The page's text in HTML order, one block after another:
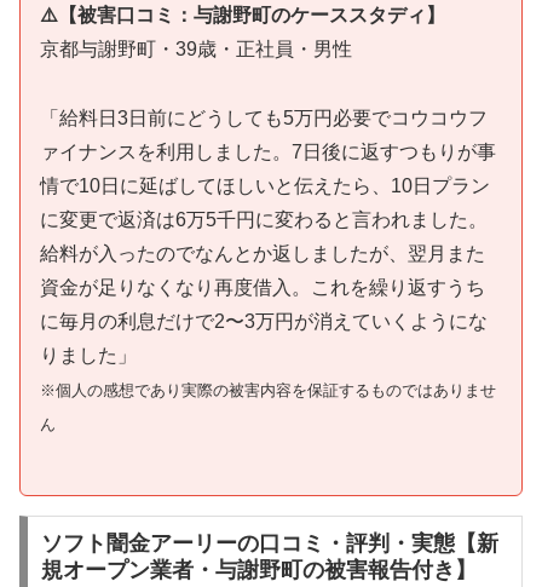
⚠️【被害口コミ：与謝野町のケーススタディ】
京都与謝野町・39歳・正社員・男性
「給料日3日前にどうしても5万円必要でコウコウフ
ァイナンスを利用しました。7日後に返すつもりが事
情で10日に延ばしてほしいと伝えたら、10日プラン
に変更で返済は6万5千円に変わると言われました。
給料が入ったのでなんとか返しましたが、翌月また
資金が足りなくなり再度借入。これを繰り返すうち
に毎月の利息だけで2〜3万円が消えていくようにな
りました」
※個人の感想であり実際の被害内容を保証するものではありませ
ん
ソフト闇金アーリーの口コミ・評判・実態【新
規オープン業者・与謝野町の被害報告付き】